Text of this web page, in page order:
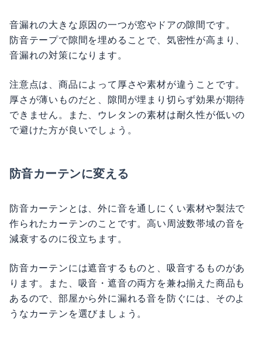
音漏れの大きな原因の一つが窓やドアの隙間です。
防音テープで隙間を埋めることで、気密性が高まり、
音漏れの対策になります。
注意点は、商品によって厚さや素材が違うことです。
厚さが薄いものだと、隙間が埋まり切らず効果が期待
できません。また、ウレタンの素材は耐久性が低いの
で避けた方が良いでしょう。
防音カーテンに変える
防音カーテンとは、外に音を通しにくい素材や製法で
作られたカーテンのことです。高い周波数帯域の音を
減衰するのに役立ちます。
防音カーテンには遮音するものと、吸音するものがあ
ります。また、吸音・遮音の両方を兼ね揃えた商品も
あるので、部屋から外に漏れる音を防ぐには、そのよ
うなカーテンを選びましょう。